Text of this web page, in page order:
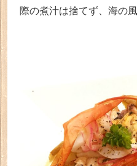
際の煮汁は捨てず、海の